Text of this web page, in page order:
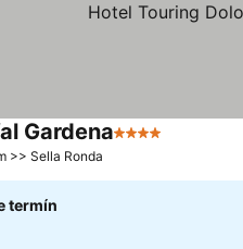
Gardena4 Počet
>> Sella Ronda
termín